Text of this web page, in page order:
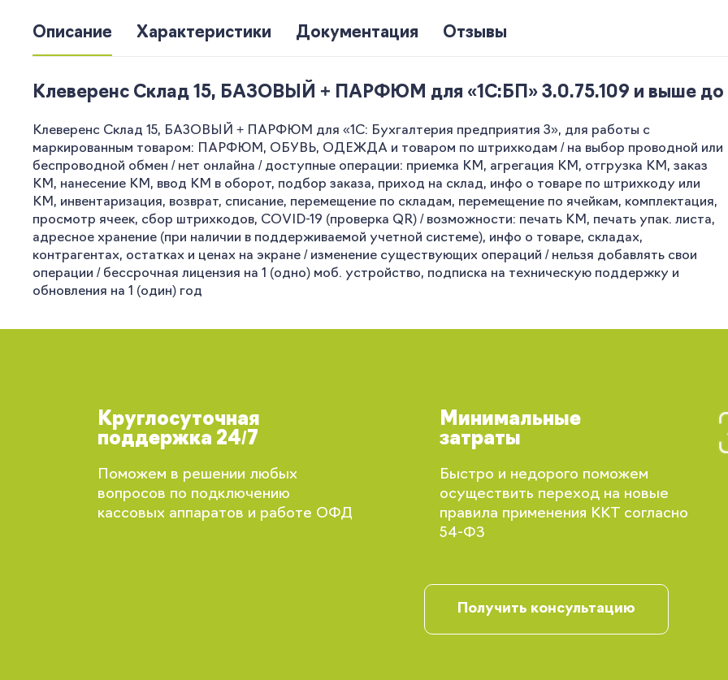
Описание Характеристики Документация Отзывы
Клеверенс Склад 15, БАЗОВЫЙ + ПАРФЮМ для «1С:БП» 3.0.75.109 и выше до
Клеверенс Склад 15, БАЗОВЫЙ + ПАРФЮМ для «1С: Бухгалтерия предприятия 3», для работы с
маркированным товаром: ПАРФЮМ, ОБУВЬ, ОДЕЖДА и товаром по штрихкодам / на выбор проводной или
беспроводной обмен / нет онлайна / доступные операции: приемка КМ, агрегация КМ, отгрузка КМ, заказ
КМ, нанесение КМ, ввод КМ в оборот, подбор заказа, приход на склад, инфо о товаре по штрихкоду или
КМ, инвентаризация, возврат, списание, перемещение по складам, перемещение по ячейкам, комплектация,
просмотр ячеек, сбор штрихкодов, COVID-19 (проверка QR) / возможности: печать КМ, печать упак. листа,
адресное хранение (при наличии в поддерживаемой учетной системе), инфо о товаре, складах,
контрагентах, остатках и ценах на экране / изменение существующих операций / нельзя добавлять свои
операции / бессрочная лицензия на 1 (одно) моб. устройство, подписка на техническую поддержку и
обновления на 1 (один) год
Круглосуточная
поддержка 24/7
Поможем в решении любых
вопросов по подключению
кассовых аппаратов и работе ОФД
Минимальные
затраты
Быстро и недорого поможем
осуществить переход на новые
правила применения ККТ согласно
54-ФЗ
Получить консультацию
заказов и получать индивидуальные
рекомендации